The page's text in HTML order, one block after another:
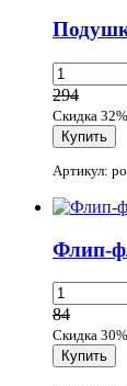
294
Скидка 32%
Артикул:
Флип-
84
Скидка 30%